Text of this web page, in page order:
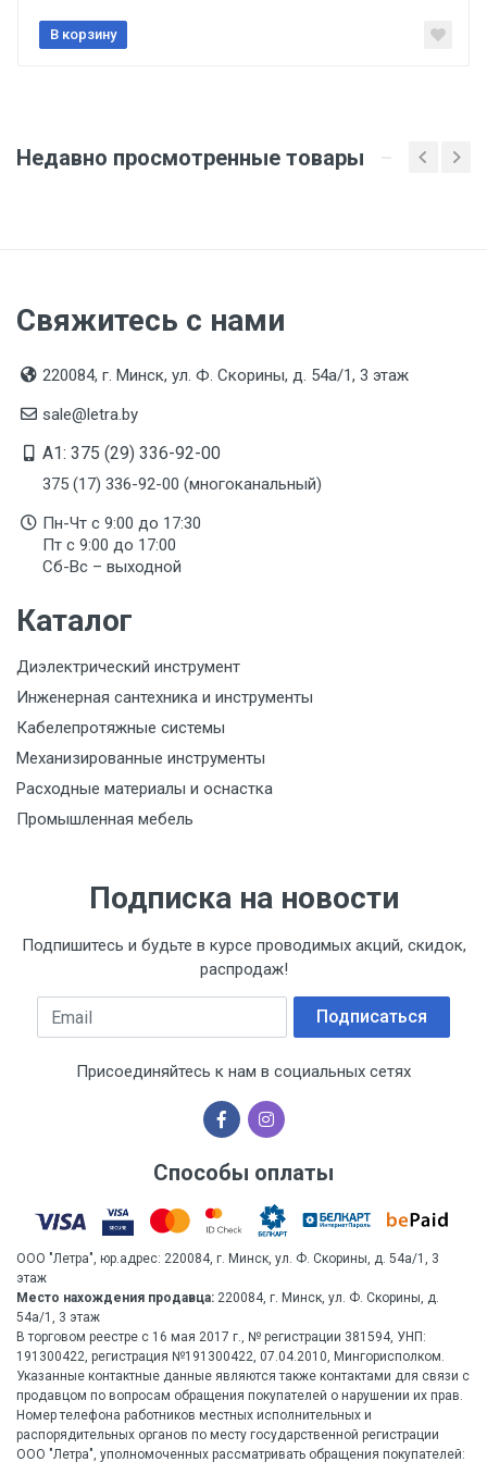
тканевый
Вентиляционные отверстия
Да
Механическая прочность 80 Дж
Защита от брызг расплавленного металла БМ
(ММ)
Да
Огнестойкость
Да
Да
Тип товара
Каска защитная
Материал
Подгруппа товара
1 штука весит 0,313 килограмма.
РОСОМЗ
Производитель и место нахождения
Россия, Пермский край, пгт. Суксун, ул. Колхозная, 1
Гарантийный срок
1 год
Срок службы
5 лет
Дата изготовления
Указана на упаковке / в паспорте товара
Срок годности
В корзину
Недавно просмотренные товары
Свяжитесь с нами
220084, г. Минск, ул. Ф. Скорины, д. 54а/1, 3 этаж
sale@letra.by
A1: 375 (29) 336-92-00
375 (17) 336-92-00 (многоканальный)
Пн-Чт с 9:00 до 17:30
Пт с 9:00 до 17:00
Сб-Вс – выходной
Каталог
Диэлектрический инструмент
Инженерная сантехника и инструменты
Кабелепротяжные системы
Механизированные инструменты
Расходные материалы и оснастка
Промышленная мебель
Подписка на новости
Подпишитесь и будьте в курсе проводимых акций, скидок,
распродаж!
Email Подписаться
Присоединяйтесь к нам в социальных сетях
Способы оплаты
ООО "Летра", юр.адрес: 220084, г. Минск, ул. Ф. Скорины, д. 54а/1, 3
этаж
Место нахождения продавца: 220084, г. Минск, ул. Ф. Скорины, д.
54а/1, 3 этаж
В торговом реестре с 16 мая 2017 г., № регистрации 381594, УНП:
191300422, регистрация №191300422, 07.04.2010, Мингорисполком.
Указанные контактные данные являются также контактами для связи с
продавцом по вопросам обращения покупателей о нарушении их прав.
Номер телефона работников местных исполнительных и
распорядительных органов по месту государственной регистрации
ООО "Летра", уполномоченных рассматривать обращения покупателей: